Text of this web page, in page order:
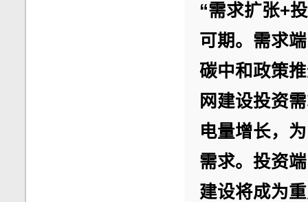
“需求扩张+
可期。需求
碳中和政策
网建设投资
电量增长，
需求。投资
建设将成为